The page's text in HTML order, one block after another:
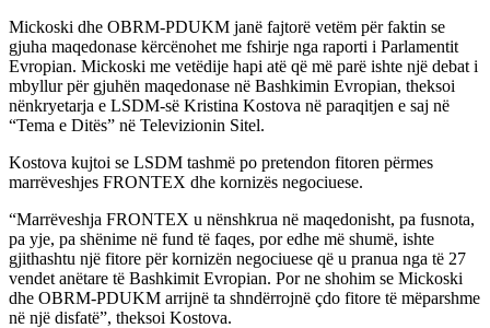
Mickoski dhe OBRM-PDUKM janë fajtorë vetëm për faktin se
gjuha maqedonase kërcënohet me fshirje nga raporti i Parlamentit
Evropian. Mickoski me vetëdije hapi atë që më parë ishte një debat i
mbyllur për gjuhën maqedonase në Bashkimin Evropian, theksoi
nënkryetarja e LSDM-së Kristina Kostova në paraqitjen e saj në
“Tema e Ditës” në Televizionin Sitel.
Kostova kujtoi se LSDM tashmë po pretendon fitoren përmes
marrëveshjes FRONTEX dhe kornizës negociuese.
“Marrëveshja FRONTEX u nënshkrua në maqedonisht, pa fusnota,
pa yje, pa shënime në fund të faqes, por edhe më shumë, ishte
gjithashtu një fitore për kornizën negociuese që u pranua nga të 27
vendet anëtare të Bashkimit Evropian. Por ne shohim se Mickoski
dhe OBRM-PDUKM arrijnë ta shndërrojnë çdo fitore të mëparshme
në një disfatë”, theksoi Kostova.